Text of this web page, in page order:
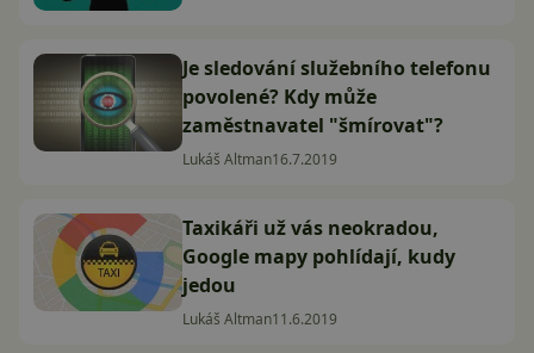
Je sledování služebního telefonu
povolené? Kdy může
zaměstnavatel "šmírovat"?
Lukáš Altman16.7.2019
Taxikáři už vás neokradou,
Google mapy pohlídají, kudy
jedou
Lukáš Altman11.6.2019